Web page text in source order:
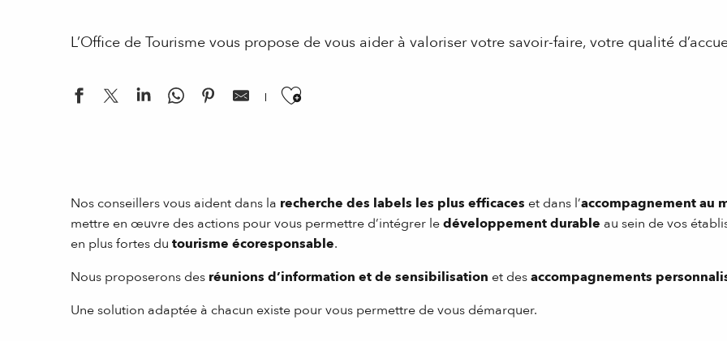
L’Office de Tourisme vous propose de vous aider à valoriser votre savoir-faire, votre qualité
Ajouter aux favoris
Nos conseillers vous aident dans la recherche des labels les plus efficaces et dans l’accompagnement au
mettre en œuvre des actions pour vous permettre d’intégrer ledéveloppement durable au sein de vos
en plus fortes du tourisme écoresponsable.
Nous proposerons des réunions d’information et de sensibilisation et desaccompagnements
Une solution adaptée à chacun existe pour vous permettre de vous démarquer.